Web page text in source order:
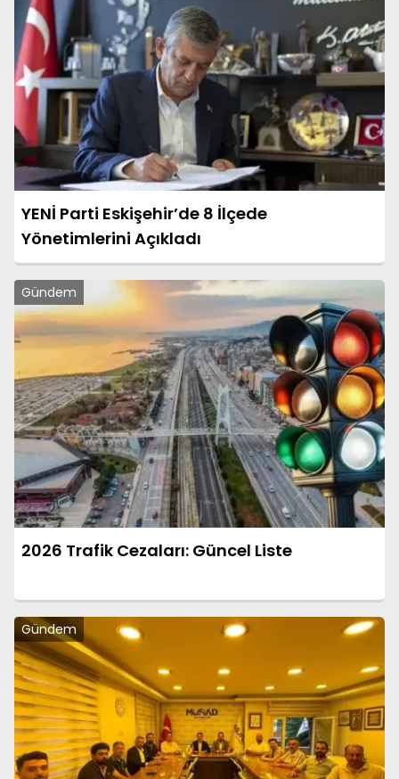
YENİ Parti Eskişehir’de 8 İlçede
Yönetimlerini Açıkladı
Gündem
2026 Trafik Cezaları: Güncel Liste
Gündem